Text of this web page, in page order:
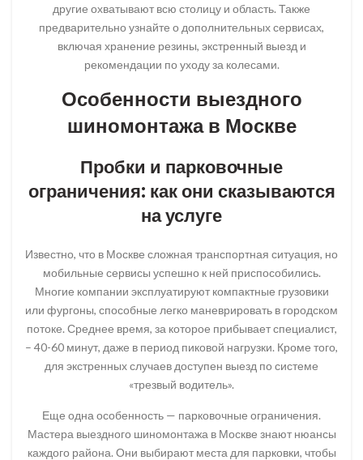
другие охватывают всю столицу и область. Также
предварительно узнайте о дополнительных сервисах,
включая хранение резины, экстренный выезд и
рекомендации по уходу за колесами.
Особенности выездного
шиномонтажа в Москве
Пробки и парковочные
ограничения: как они сказываются
на услуге
Известно, что в Москве сложная транспортная ситуация, но
мобильные сервисы успешно к ней приспособились.
Многие компании эксплуатируют компактные грузовики
или фургоны, способные легко маневрировать в городском
потоке. Среднее время, за которое прибывает специалист,
– 40-60 минут, даже в период пиковой нагрузки. Кроме того,
для экстренных случаев доступен выезд по системе
«трезвый водитель».
Еще одна особенность — парковочные ограничения.
Мастера выездного шиномонтажа в Москве знают нюансы
каждого района. Они выбирают места для парковки, чтобы